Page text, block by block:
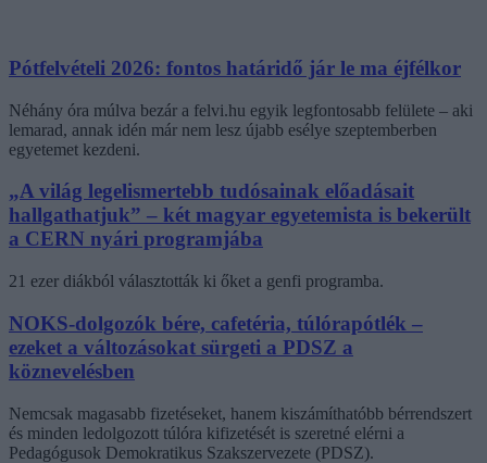
Pótfelvételi 2026: fontos határidő jár le ma éjfélkor
Néhány óra múlva bezár a felvi.hu egyik legfontosabb felülete – aki
lemarad, annak idén már nem lesz újabb esélye szeptemberben
egyetemet kezdeni.
„A világ legelismertebb tudósainak előadásait
hallgathatjuk” – két magyar egyetemista is bekerült
a CERN nyári programjába
21 ezer diákból választották ki őket a genfi programba.
NOKS-dolgozók bére, cafetéria, túlórapótlék –
ezeket a változásokat sürgeti a PDSZ a
köznevelésben
Nemcsak magasabb fizetéseket, hanem kiszámíthatóbb bérrendszert
és minden ledolgozott túlóra kifizetését is szeretné elérni a
Pedagógusok Demokratikus Szakszervezete (PDSZ).